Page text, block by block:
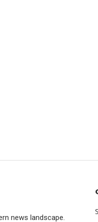
news landscape.